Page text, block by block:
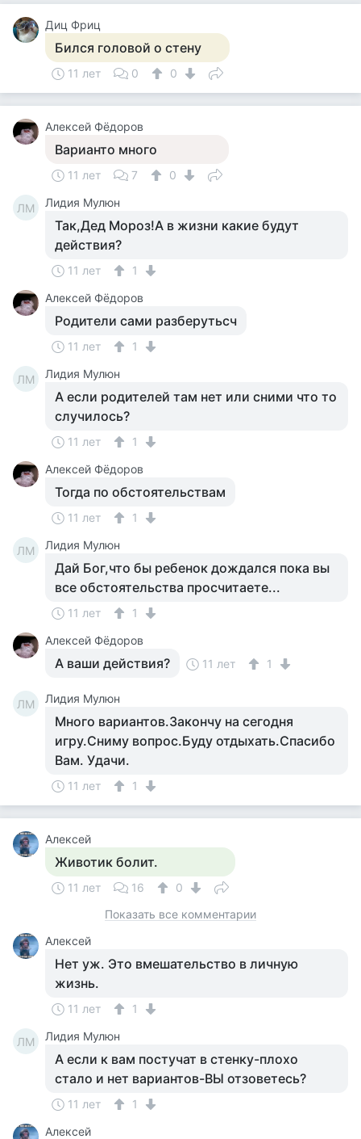
Диц Фриц
Бился головой о стену
11 лет 0 0
Алексей Фёдоров
Варианто много
11 лет 7 0
ЛМ Лидия Мулюн
Так,Дед Мороз!А в жизни какие будут
действия?
11 лет
1
Алексей Фёдоров
Родители сами разберутьсч
11 лет 1
ЛМ Лидия Мулюн
А если родителей там нет или сними что то
случилось?
11 лет
1
Алексей Фёдоров
Тогда по обстоятельствам
11 лет 1
ЛМ Лидия Мулюн
Дай Бог,что бы ребенок дождался пока вы
все обстоятельства просчитаете...
11 лет
1
Алексей Фёдоров
А ваши действия? 11 лет 1
ЛМ Лидия Мулюн
Много вариантов.Закончу на сегодня
игру.Сниму вопрос.Буду отдыхать.Спасибо
Вам. Удачи.
11 лет 1
Алексей
Животик болит.
11 лет 16
0
Показать все комментарии
Алексей
Нет уж. Это вмешательство в личную
жизнь.
11 лет 1
ЛМ Лидия Мулюн
А если к вам постучат в стенку-плохо
стало и нет вариантов-ВЫ отзоветесь?
11 лет
1
Алексей